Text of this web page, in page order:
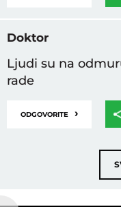
Doktor
Ljudi su na
rade
ODGOVORITE ›